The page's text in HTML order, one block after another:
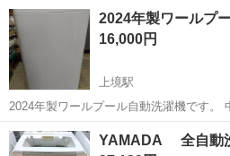
新潟 糸魚川市 えちご押上ひす
2024年製ワールプ
16,000円
上境駅
2024年製ワールプール自動洗濯機です。
擦れ等あります。 御理解いただいた上で
願い致します。
新潟 上越市 生活家電
YAMADA 全自動